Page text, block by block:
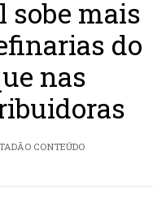
sobe mais
do
nas
CONTEÚDO